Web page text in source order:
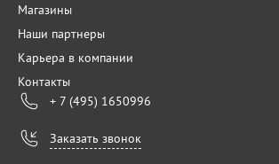
Магазины
Наши партнеры
Карьера в компании
Контакты
+ 7 (495) 1650996
Заказать звонок